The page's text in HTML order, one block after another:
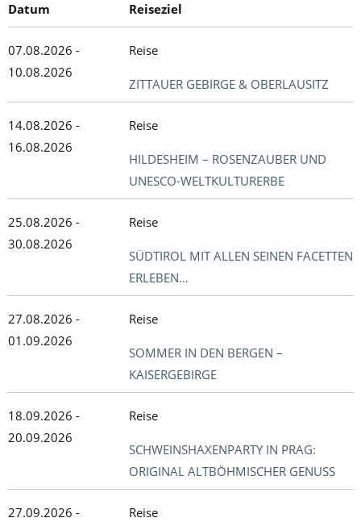
Datum Reiseziel
07.08.2026 -
10.08.2026
Reise
ZITTAUER GEBIRGE & OBERLAUSITZ
14.08.2026 -
16.08.2026
Reise
HILDESHEIM – ROSENZAUBER UND
UNESCO-WELTKULTURERBE
25.08.2026 -
30.08.2026
Reise
SÜDTIROL MIT ALLEN SEINEN FACETTEN
ERLEBEN…
27.08.2026 -
01.09.2026
Reise
SOMMER IN DEN BERGEN –
KAISERGEBIRGE
18.09.2026 -
20.09.2026
Reise
SCHWEINSHAXENPARTY IN PRAG:
ORIGINAL ALTBÖHMISCHER GENUSS
27.09.2026 -
Reise